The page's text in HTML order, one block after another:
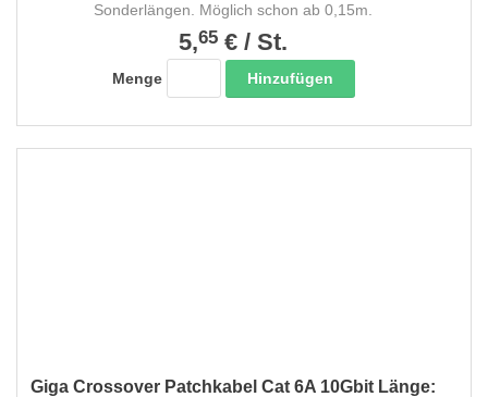
Sonderlängen. Möglich schon ab 0,15m.
5,65 € / St.
Menge Hinzufügen
Giga Crossover Patchkabel Cat 6A 10Gbit Länge: